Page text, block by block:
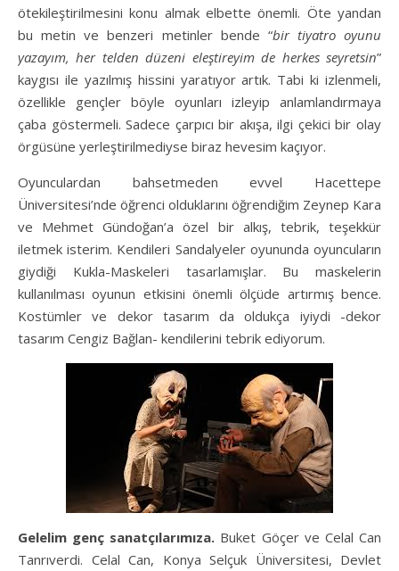
ötekileştirilmesini konu almak elbette önemli. Öte yandan
bu metin ve benzeri metinler bende “bir tiyatro oyunu
yazayım, her telden düzeni eleştireyim de herkes seyretsin”
kaygısı ile yazılmış hissini yaratıyor artık. Tabi ki izlenmeli,
özellikle gençler böyle oyunları izleyip anlamlandırmaya
çaba göstermeli. Sadece çarpıcı bir akışa, ilgi çekici bir olay
örgüsüne yerleştirilmediyse biraz hevesim kaçıyor.
Oyunculardan bahsetmeden evvel Hacettepe
Üniversitesi’nde öğrenci olduklarını öğrendiğim Zeynep Kara
ve Mehmet Gündoğan’a özel bir alkış, tebrik, teşekkür
iletmek isterim. Kendileri Sandalyeler oyununda oyuncuların
giydiği Kukla-Maskeleri tasarlamışlar. Bu maskelerin
kullanılması oyunun etkisini önemli ölçüde artırmış bence.
Kostümler ve dekor tasarım da oldukça iyiydi -dekor
tasarım Cengiz Bağlan- kendilerini tebrik ediyorum.
Gelelim genç sanatçılarımıza. Buket Göçer ve Celal Can
Tanrıverdi. Celal Can, Konya Selçuk Üniversitesi, Devlet